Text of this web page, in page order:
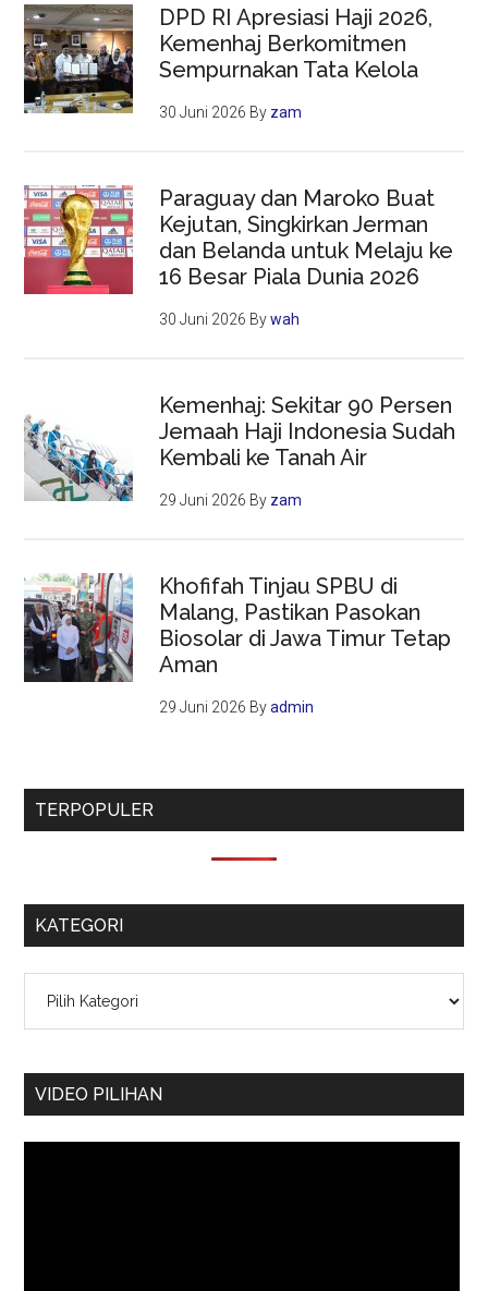
DPD RI Apresiasi Haji 2026,
Kemenhaj Berkomitmen
Sempurnakan Tata Kelola
30 Juni 2026 By zam
Paraguay dan Maroko Buat
Kejutan, Singkirkan Jerman
dan Belanda untuk Melaju ke
16 Besar Piala Dunia 2026
30 Juni 2026 Bywah
Kemenhaj: Sekitar 90 Persen
Jemaah Haji Indonesia Sudah
Kembali ke Tanah Air
29 Juni 2026 By zam
Khofifah Tinjau SPBU di
Malang, Pastikan Pasokan
Biosolar di Jawa Timur Tetap
Aman
29 Juni 2026 Byadmin
TERPOPULER
KATEGORI
VIDEO PILIHAN